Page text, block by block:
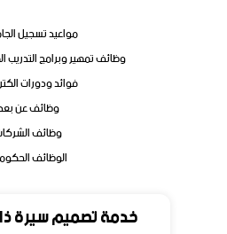
خدمة تصميم سيرة
مواعيد تسجيل
وظائف تمهير وبرامج التدريب
فوائد ودورات
وظائف عن
وظائف
الوظائف